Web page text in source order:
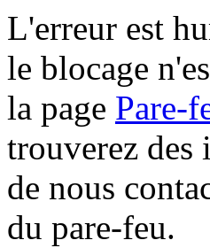
L'erreur est
le blocage
la page Pare-
trouverez des
de nous
du pare-feu.